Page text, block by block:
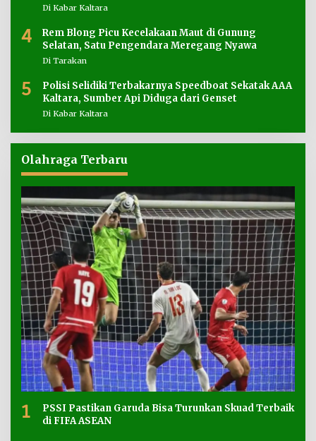
Di Kabar Kaltara
4
Rem Blong Picu Kecelakaan Maut di Gunung
Selatan, Satu Pengendara Meregang Nyawa
Di Tarakan
5
Polisi Selidiki Terbakarnya Speedboat Sekatak AAA
Kaltara, Sumber Api Diduga dari Genset
Di Kabar Kaltara
Olahraga Terbaru
1
PSSI Pastikan Garuda Bisa Turunkan Skuad Terbaik
di FIFA ASEAN